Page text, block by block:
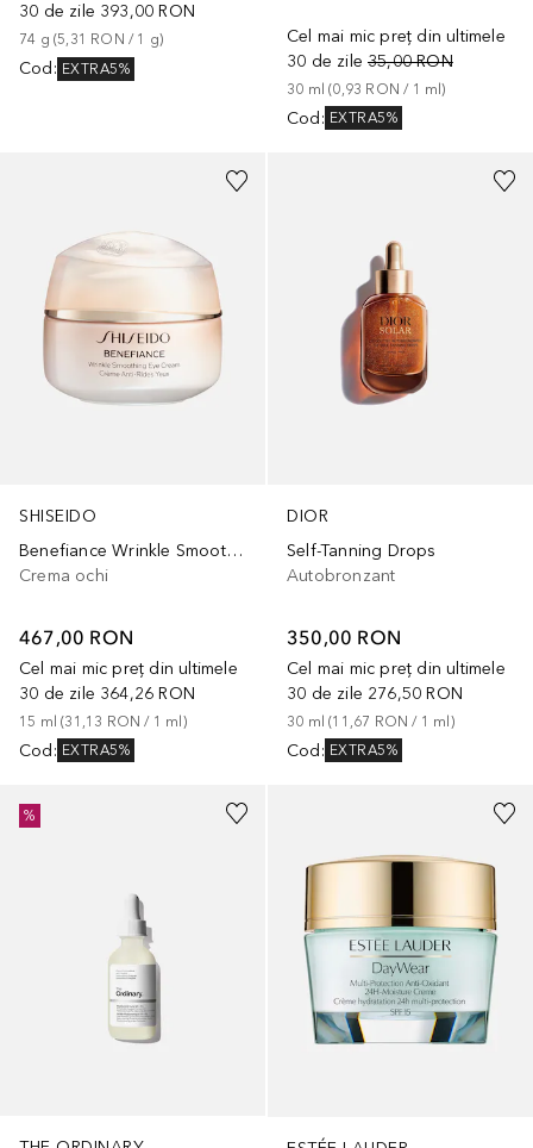
30 de zile 393,00 RON
74 g (5,31 RON / 1 g)
Cod : EXTRA5%
Cel mai mic preț din ultimele
30 de zile 35,00 RON
30 ml (0,93 RON / 1 ml)
Cod : EXTRA5%
SHISEIDO
Benefiance Wrinkle Smoothing Eye Cream
Crema ochi
467,00 RON
Cel mai mic preț din ultimele
30 de zile 364,26 RON
15 ml (31,13 RON / 1 ml)
Cod : EXTRA5%
DIOR
Self-Tanning Drops
Autobronzant
350,00 RON
Cel mai mic preț din ultimele
30 de zile 276,50 RON
30 ml (11,67 RON / 1 ml)
Cod : EXTRA5%
%